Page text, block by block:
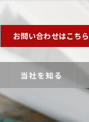
お問い合わせはこちら
当社を知る
個人事業主